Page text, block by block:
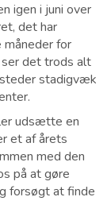
igen i juni over
det har
for
det trods alt
stadigvæk
udsætte en
et af årets
med den
på at gøre
forsøgt at finde